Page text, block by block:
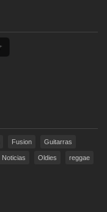
Fusion Guitarras
Noticias Oldies reggae